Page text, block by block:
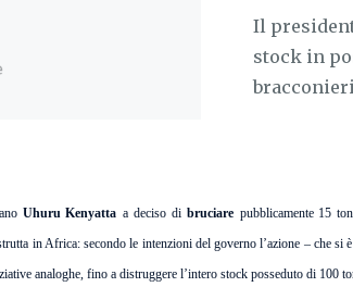
Il
stock in
Uhuru Kenyatta a deciso di bruciare pubblicamente 15
in Africa: secondo le intenzioni del governo l’azione – che si
analoghe, fino a distruggere l’intero stock posseduto di 100